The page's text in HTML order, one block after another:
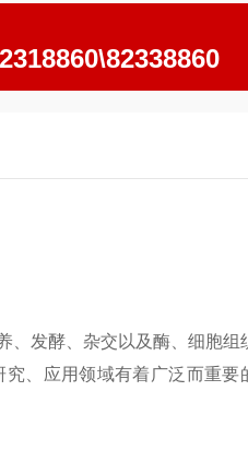
、发酵、杂交以及酶、细胞组
、应用领域有着广泛而重要